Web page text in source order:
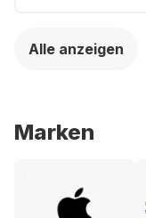
Alle anzeigen
Marken